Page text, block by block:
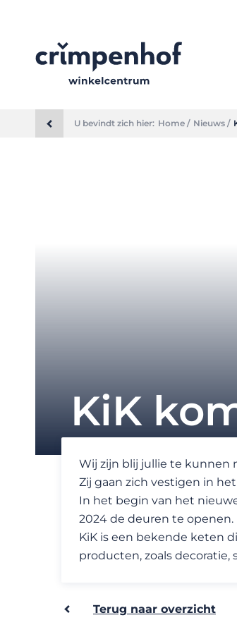
U bevindt zich hier: Home / Nieuws /
KiK
Wij zijn blij jullie te kunnen
Zij gaan zich vestigen in
In het begin van het
2024 de deuren te openen.
KiK is een bekende keten
producten, zoals
Terug naar overzicht